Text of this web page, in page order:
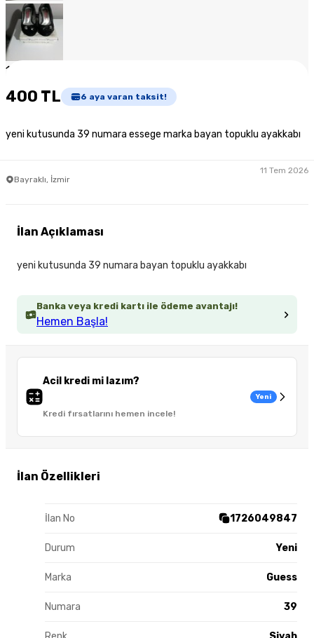
1
400 TL 6 aya varan taksit!
yeni kutusunda 39 numara essege marka bayan topuklu ayakkabı
Bayraklı, İzmir
11 Tem 2026
Banka veya kredi kartı ile ödeme avantajı!
Hemen Başla!
Acil kredi mi lazım?
Kredi fırsatlarını hemen incele!
Yeni
İlan Özellikleri
İlan No 1726049847
Durum Yeni
Marka Guess
Numara 39
İlan Açıklaması
yeni kutusunda 39 numara bayan topuklu ayakkabı